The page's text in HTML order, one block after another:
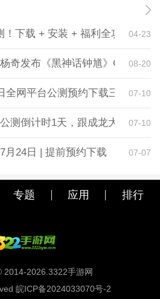
！下载 + 安装 + 福利全攻略，一
04-23
奇发布《黑神话钟馗》CG！预
08-20
全网平台公测预约下载三端同步
07-10
测倒计时1天，跟成龙大哥一起
07-10
月24日 | 提前预约下载 07-07
专题 应用 排行
2014-2026.3322手游网
皖ICP备2024033070号-2